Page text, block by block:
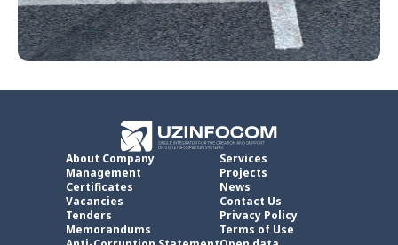
About Company
Management
Certificates
Vacancies
Tenders
Memorandums
Services
Projects
News
Contact Us
Privacy Policy
Terms of Use